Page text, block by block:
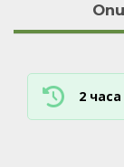
2 часа